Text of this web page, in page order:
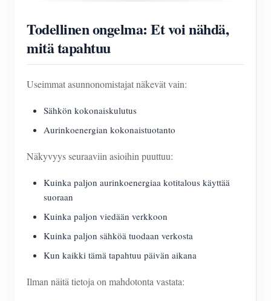
Todellinen ongelma: Et voi nähdä,
mitä tapahtuu
Useimmat asunnonomistajat näkevät vain:
Sähkön kokonaiskulutus
Aurinkoenergian kokonaistuotanto
Näkyvyys seuraaviin asioihin puuttuu:
Kuinka paljon aurinkoenergiaa kotitalous käyttää
suoraan
Kuinka paljon viedään verkkoon
Kuinka paljon sähköä tuodaan verkosta
Kun kaikki tämä tapahtuu päivän aikana
Ilman näitä tietoja on mahdotonta vastata: